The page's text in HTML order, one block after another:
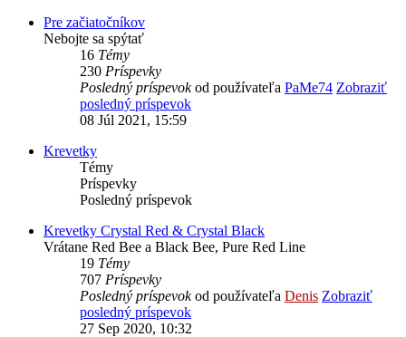
Pre začiatočníkov
Nebojte sa spýtať
16 Témy
230 Príspevky
Posledný príspevokod používateľa PaMe74 Zobraziť
posledný príspevok
08 Júl 2021, 15:59
Krevetky
Témy
Príspevky
Posledný príspevok
Krevetky Crystal Red & Crystal Black
Vrátane Red Bee a Black Bee, Pure Red Line
19 Témy
707 Príspevky
Posledný príspevokod používateľa Denis Zobraziť
posledný príspevok
27 Sep 2020, 10:32